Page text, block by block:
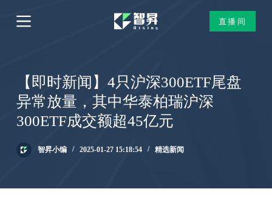
跳
过
直播间
【即时新闻】4只沪深300ETF尾盘
异常放量，其中华泰柏瑞沪深
300ETF成交额超45亿元
智昇小编 2025-01-27 15:18:54 精选新闻